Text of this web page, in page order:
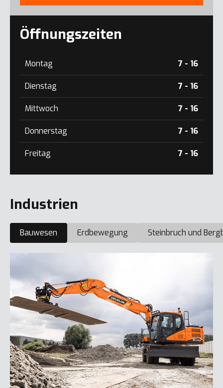
Öffnungszeiten
Montag 7 - 16
Dienstag 7 - 16
Mittwoch 7 - 16
Donnerstag 7 - 16
Freitag 7 - 16
Industrien
Bauwesen Erdbewegung Steinbruch und